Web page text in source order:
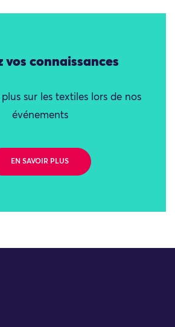
vos connaissances
sur les textiles lors de nos
événements
EN SAVOIR PLUS